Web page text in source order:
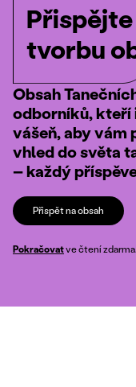
Přispějte
tvorbu
Obsah
odborníků, kteří
vášeň, aby vám
vhled do světa
– každý
Přispět na obsah
Pokračovatve čtení zdarma.